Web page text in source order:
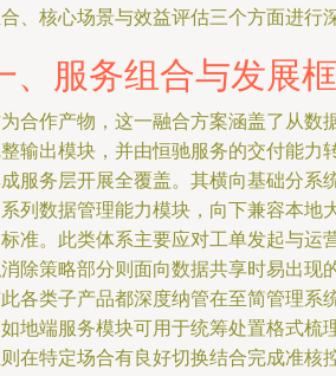
、核心场景与效益评估三个方面进行
、服务组合与发展
合作产物，这一融合方案涵盖了从数
输出模块，并由恒驰服务的交付能力
服务层开展全覆盖。其横向基础分系
列数据管理能力模块，向下兼容本地
准。此类体系主要应对工单发起与运
除策略部分则面向数据共享时易出现
各类子产品都深度纳管在至简管理系
地端服务模块可用于统筹处置格式梳
在特定场合有良好切换结合完成准核